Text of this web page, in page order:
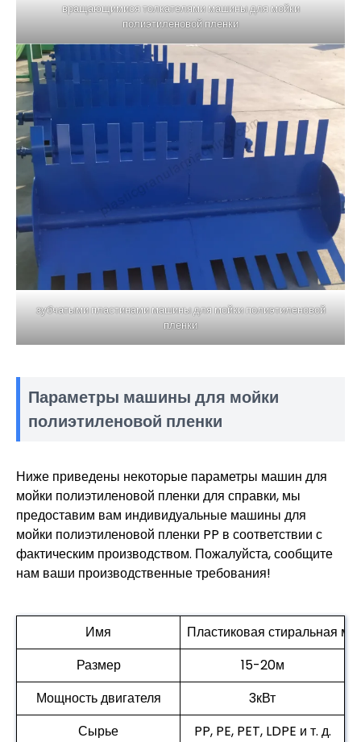
вращающимися толкателями машины для мойки
полиэтиленовой пленки
зубчатыми пластинами машины для мойки полиэтиленовой
пленки
Параметры машины для мойки
полиэтиленовой пленки
Ниже приведены некоторые параметры машин для
мойки полиэтиленовой пленки для справки, мы
предоставим вам индивидуальные машины для
мойки полиэтиленовой пленки PP в соответствии с
фактическим производством. Пожалуйста, сообщите
нам ваши производственные требования!
Имя
Пластиковая стиральная
Размер
15-20м
Мощность двигателя
3кВт
Сырье
PP, PE, PET, LDPE и т. д.